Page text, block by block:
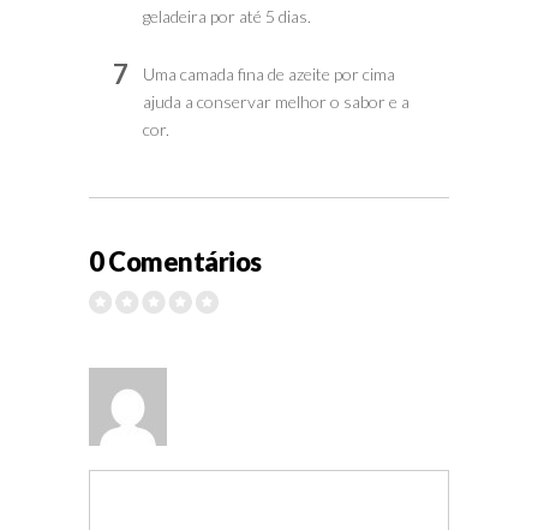
geladeira por até 5 dias.
7
Uma camada fina de azeite por cima
ajuda a conservar melhor o sabor e a
cor.
0 Comentários